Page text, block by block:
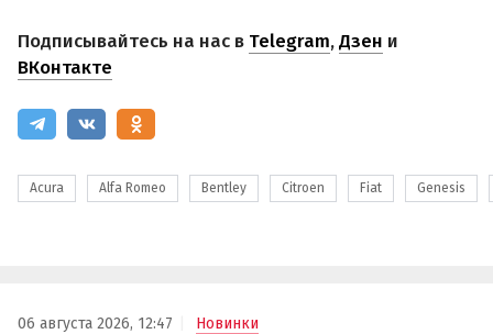
Подписывайтесь на нас в Telegram,Дзен и
ВКонтакте
Acura Alfa Romeo Bentley Citroen Fiat Genesis
06 августа 2026, 12:47 Новинки